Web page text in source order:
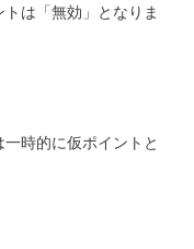
は「無効」となりま
時的に仮ポイントと